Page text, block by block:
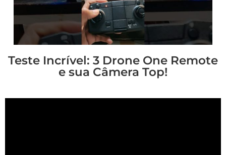
Teste Incrível: 3 Drone One Remote
e sua Câmera Top!